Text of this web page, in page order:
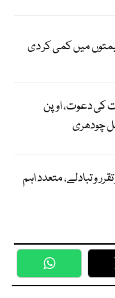
میں کمی کر دی
کی دعوت، اوپن
چودھری
و تبادلے، متعدد اہم
WhatsApp